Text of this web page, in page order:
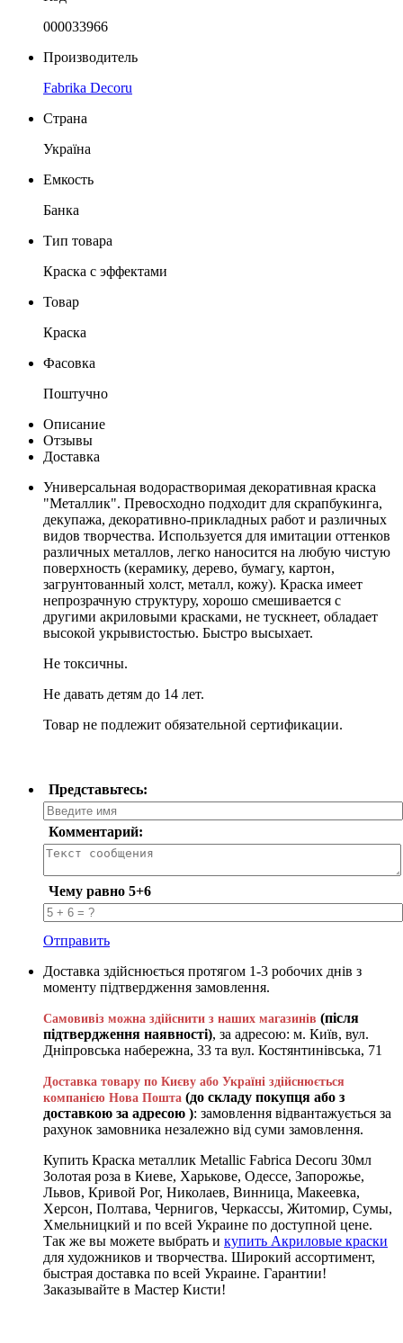
000033966
Производитель
Fabrika Decoru
Страна
Україна
Емкость
Банка
Тип товара
Краска с эффектами
Товар
Краска
Фасовка
Поштучно
Описание
Отзывы
Доставка
Универсальная водорастворимая декоративная краска
"Металлик". Превосходно подходит для скрапбукинга,
декупажа, декоративно-прикладных работ и различных
видов творчества. Используется для имитации оттенков
различных металлов, легко наносится на любую чистую
поверхность (керамику, дерево, бумагу, картон,
загрунтованный холст, металл, кожу). Краска имеет
непрозрачную структуру, хорошо смешивается с
другими акриловыми красками, не тускнеет, обладает
высокой укрывистостью. Быстро высыхает.
Не токсичны.
Не давать детям до 14 лет.
Товар не подлежит обязательной сертификации.
Представьтесь:
Комментарий:
Чему равно 5+6
Отправить
Доставка здійснюється протягом 1-3 робочих днів з
моменту підтвердження замовлення.
Самовивіз можна здійснити з наших магазинів (після
підтвердження наявності), за адресою: м. Київ, вул.
Дніпровська набережна, 33 та вул. Костянтинівська, 71
Доставка товару по Києву або Україні здійснюється
компанією Нова Пошта (до складу покупця або з
доставкою за адресою ): замовлення відвантажується за
рахунок замовника незалежно від суми замовлення.
Купить Краска металлик Metallic Fabrica Decoru 30мл
Золотая роза в Киеве, Харькове, Одессе, Запорожье,
Львов, Кривой Рог, Николаев, Винница, Макеевка,
Херсон, Полтава, Чернигов, Черкассы, Житомир, Сумы,
Хмельницкий и по всей Украине по доступной цене.
Так же вы можете выбрать и купить Акриловые краски
для художников и творчества. Широкий ассортимент,
быстрая доставка по всей Украине. Гарантии!
Заказывайте в Мастер Кисти!